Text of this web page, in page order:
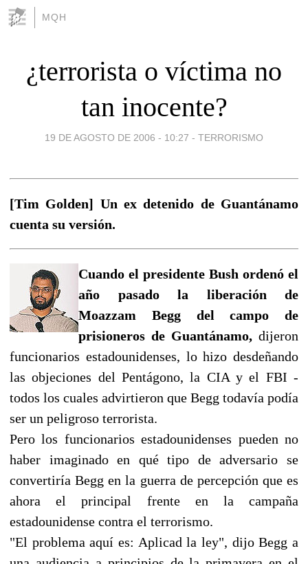
MQH
¿terrorista o víctima no
tan inocente?
19 DE AGOSTO DE 2006 - 10:27 - TERRORISMO
[Tim Golden] Un ex detenido de Guantánamo
cuenta su versión.
Cuando el presidente Bush ordenó el
año pasado la liberación de
Moazzam Begg del campo de
prisioneros de Guantánamo, dijeron
funcionarios estadounidenses, lo hizo desdeñando
las objeciones del Pentágono, la CIA y el FBI -
todos los cuales advirtieron que Begg todavía podía
ser un peligroso terrorista.
Pero los funcionarios estadounidenses pueden no
haber imaginado en qué tipo de adversario se
convertiría Begg en la guerra de percepción que es
ahora el principal frente en la campaña
estadounidense contra el terrorismo.
"El problema aquí es: Aplicad la ley", dijo Begg a